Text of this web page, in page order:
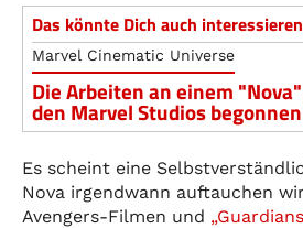
Das könnte Dich auch
Marvel Cinematic Universe
Die Arbeiten an einem
den Marvel Studios
Es scheint eine
Nova irgendwann auftauchen
Avengers-Filmen und „